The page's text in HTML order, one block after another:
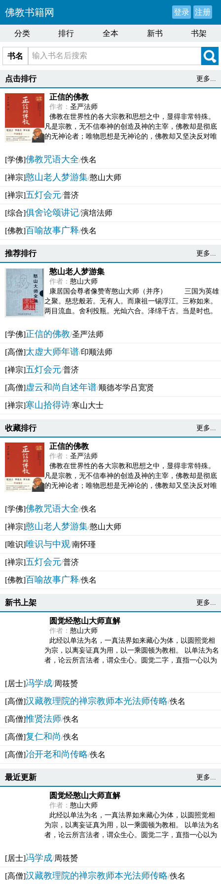
佛教书籍网 登录 注册
分类 排行 全本 新书 书架
书名
点击排行 更多...
正信的佛教
作者： 圣严法师
佛教在世界性的各大宗教和思想之中，显得非常特殊。
凡是宗教，无不信奉神的创造及神的主宰，佛教却是彻底
的无神论者；唯物思想是无神论的，佛教却又坚决反对唯
[学佛]佛教咒语大全/佚名
[禅宗]憨山老人梦游集/憨山大师
[禅宗]五灯会元/普济
[综合]俱舍论颂讲记/演培法师
[佛教]百喻故事广释/佚名
推荐排行 更多...
憨山老人梦游集
作者： 憨山大师
康居国会尊者像赞寄憨山大师（并序） 三国为英雄
之聚。慈悲般若。无有人。而康祖一锡浮江。三称如来。
两目流血。舍利投瓶。光灿六合。泽绵千古。当是时也。
[学佛]正信的佛教/圣严法师
[高僧]太虚大师年谱/印顺法师
[禅宗]五灯会元/普济
[高僧]虚云和尚自述年谱/顺德岑学吕宽贤
[禅宗]寒山拾得诗/寒山大士
收藏排行 更多...
正信的佛教
作者： 圣严法师
佛教在世界性的各大宗教和思想之中，显得非常特殊。
凡是宗教，无不信奉神的创造及神的主宰，佛教却是彻底
的无神论者；唯物思想是无神论的，佛教却又坚决反对唯
[学佛]佛教咒语大全/佚名
[禅宗]憨山老人梦游集/憨山大师
[唯识]唯识与中观/南怀瑾
[禅宗]五灯会元/普济
[佛教]百喻故事广释/佚名
新书上架 更多...
圆觉经憨山大师直解
作者： 憨山大师
此经以单法为名，一真法界如来藏心为体，以圆照觉相
为宗，以离妄证真为用，以一乘圆顿为教相。 以单法为名
者，论云所言法者，谓众生心。圆觉二字，直指一心以为
[居士]冯学成/周筱赟
[高僧]汉藏教理院的禅宗教师本光法师传略/佚名
[高僧]惟贤法师/佚名
[高僧]复仁和尚/佚名
[高僧]冶开老和尚传略/佚名
最近更新 更多...
圆觉经憨山大师直解
作者： 憨山大师
此经以单法为名，一真法界如来藏心为体，以圆照觉相
为宗，以离妄证真为用，以一乘圆顿为教相。 以单法为名
者，论云所言法者，谓众生心。圆觉二字，直指一心以为
[居士]冯学成/周筱赟
[高僧]汉藏教理院的禅宗教师本光法师传略/佚名